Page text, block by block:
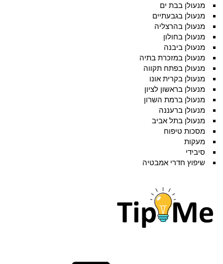
מנעולן בבת ים
מנעולן בגבעתיים
מנעולן בהרצליה
מנעולן בחולון
מנעולן ביבנה
מנעולן במזכרת בתיה
מנעולן בפתח תקווה
מנעולן בקרית אונו
מנעולן בראשון לציון
מנעולן ברמת השרון
מנעולן ברעננה
מנעולן בתל אביב
מסכות טיפוח
מעקות
סיבידי
שיפוץ חדרי אמבטיה